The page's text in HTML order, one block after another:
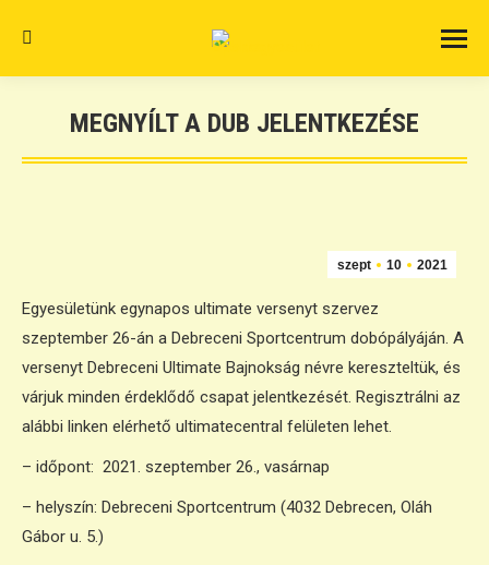
Search:
MEGNYÍLT A DUB JELENTKEZÉSE
szept 10 2021
Egyesületünk egynapos ultimate versenyt szervez
szeptember 26-án a Debreceni Sportcentrum dobópályáján. A
versenyt Debreceni Ultimate Bajnokság névre kereszteltük, és
várjuk minden érdeklődő csapat jelentkezését. Regisztrálni az
alábbi linken elérhető ultimatecentral felületen lehet.
– időpont: 2021. szeptember 26., vasárnap
– helyszín: Debreceni Sportcentrum (4032 Debrecen, Oláh
Gábor u. 5.)